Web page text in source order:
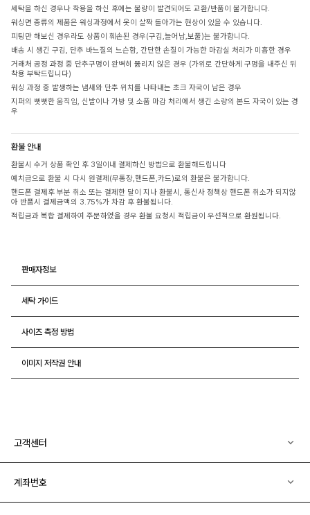
세탁을 하신 경우나 착용을 하신 후에는 불량이 발견되어도 교환/반품이 불가합니다.
워싱면 종류의 제품은 워싱과정에서 옷이 살짝 돌아가는 현상이 있을 수 있습니다.
피팅만 해보신 경우라도 상품이 훼손된 경우(구김,늘어남,보풀)는 불가합니다.
배송 시 생긴 구김, 단추 바느질의 느슨함, 간단한 손질이 가능한 마감실 처리가 미흡한 경우
거래처 공정 과정 중 단추구멍이 완벽히 뚫리지 않은 경우 (가위로 간단하게 구멍을 내주신 뒤
착용 부탁드립니다)
워싱 과정 중 발생하는 냄새와 단추 위치를 나타내는 초크 자국이 남은 경우
지퍼의 뻣뻣한 움직임, 신발이나 가방 및 소품 마감 처리에서 생긴 소량의 본드 자국이 있는 경
우
환불 안내
환불시 수거 상품 확인 후 3일이내 결제하신 방법으로 환불해드립니다
예치금으로 환불 시 다시 원결제(무통장,핸드폰,카드)로의 환불은 불가합니다.
핸드폰 결제후 부분 취소 또는 결제한 달이 지나 환불시, 통신사 정책상 핸드폰 취소가 되지않
아 반품시 결제금액의 3.75%가 차감 후 환불됩니다.
적립금과 복합 결제하여 주문하였을 경우 환불 요청시 적립금이 우선적으로 환원됩니다.
판매자정보
세탁 가이드
사이즈 측정 방법
이미지 저작권 안내
고객센터
계좌번호